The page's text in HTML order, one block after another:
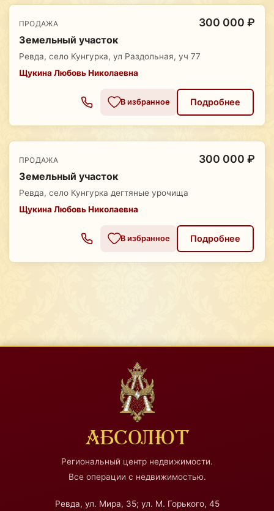
ПРОДАЖА 300 000 ₽
Земельный участок
Ревда, село Кунгурка, ул Раздольная, уч 77
Щукина Любовь Николаевна
В избранное Подробнее
ПРОДАЖА 300 000 ₽
Земельный участок
Ревда, село Кунгурка дегтяные урочища
Щукина Любовь Николаевна
В избранное Подробнее
АБСОЛЮТ
Региональный центр недвижимости.
Все операции с недвижимостью.
Ревда, ул. Мира, 35; ул. М. Горького, 45